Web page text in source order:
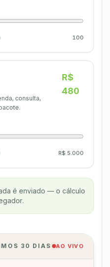
100
consulta,
R$
480
R$ 5.000
é enviado — o cálculo
30 DIAS AO VIVO